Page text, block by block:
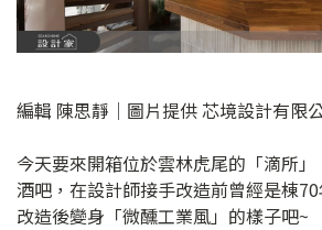
編輯 陳思靜｜圖片提供 芯境設計有限
今天要來開箱位於雲林虎尾的「滴所
酒吧，在設計師接手改造前曾經是棟
改造後變身「微醺工業風」的樣子吧~